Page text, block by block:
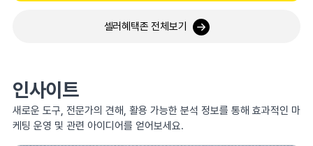
셀러혜택존 전체보기
인사이트
새로운 도구, 전문가의 견해, 활용 가능한 분석 정보를 통해 효과적인 마
케팅 운영 및 관련 아이디어를 얻어보세요.